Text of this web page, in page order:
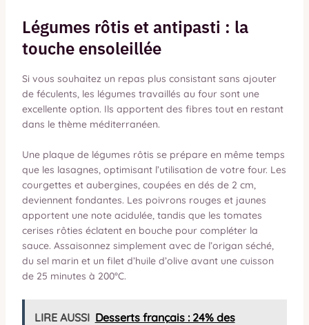
Légumes rôtis et antipasti : la
touche ensoleillée
Si vous souhaitez un repas plus consistant sans ajouter
de féculents, les légumes travaillés au four sont une
excellente option. Ils apportent des fibres tout en restant
dans le thème méditerranéen.
Une plaque de légumes rôtis se prépare en même temps
que les lasagnes, optimisant l’utilisation de votre four. Les
courgettes et aubergines, coupées en dés de 2 cm,
deviennent fondantes. Les poivrons rouges et jaunes
apportent une note acidulée, tandis que les tomates
cerises rôties éclatent en bouche pour compléter la
sauce. Assaisonnez simplement avec de l’origan séché,
du sel marin et un filet d’huile d’olive avant une cuisson
de 25 minutes à 200°C.
LIRE AUSSI Desserts français : 24% des